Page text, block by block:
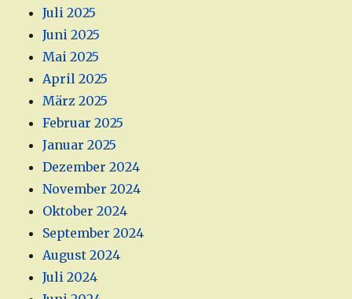
Juli 2025
Juni 2025
Mai 2025
April 2025
März 2025
Februar 2025
Januar 2025
Dezember 2024
November 2024
Oktober 2024
September 2024
August 2024
Juli 2024